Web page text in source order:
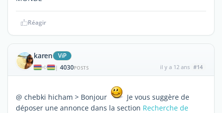
Réagir
karen ViP
| 4030POSTS il y a 12 ans #14
@ chebki hicham > Bonjour
Je vous suggère de
déposer une annonce dans la section Recherche de